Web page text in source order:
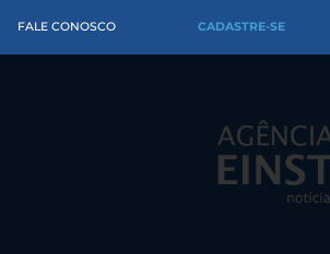
FALE CONOSCO CADASTRE-SE